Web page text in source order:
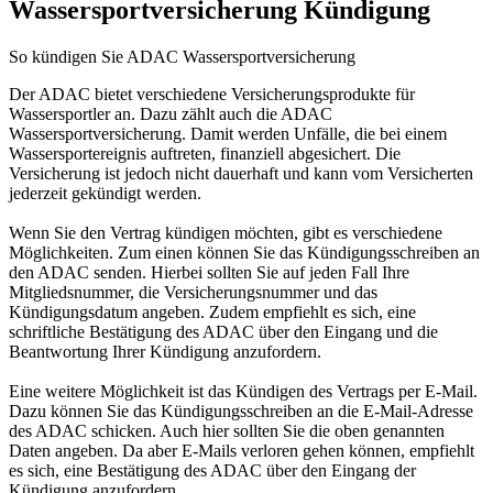
Wassersportversicherung Kündigung
So kündigen Sie ADAC Wassersportversicherung
Der ADAC bietet verschiedene Versicherungsprodukte für
Wassersportler an. Dazu zählt auch die ADAC
Wassersportversicherung. Damit werden Unfälle, die bei einem
Wassersportereignis auftreten, finanziell abgesichert. Die
Versicherung ist jedoch nicht dauerhaft und kann vom Versicherten
jederzeit gekündigt werden.
Wenn Sie den Vertrag kündigen möchten, gibt es verschiedene
Möglichkeiten. Zum einen können Sie das Kündigungsschreiben an
den ADAC senden. Hierbei sollten Sie auf jeden Fall Ihre
Mitgliedsnummer, die Versicherungsnummer und das
Kündigungsdatum angeben. Zudem empfiehlt es sich, eine
schriftliche Bestätigung des ADAC über den Eingang und die
Beantwortung Ihrer Kündigung anzufordern.
Eine weitere Möglichkeit ist das Kündigen des Vertrags per E-Mail.
Dazu können Sie das Kündigungsschreiben an die E-Mail-Adresse
des ADAC schicken. Auch hier sollten Sie die oben genannten
Daten angeben. Da aber E-Mails verloren gehen können, empfiehlt
es sich, eine Bestätigung des ADAC über den Eingang der